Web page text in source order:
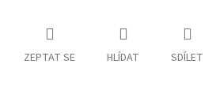
ZEPTAT SE HLÍDAT SDÍLET